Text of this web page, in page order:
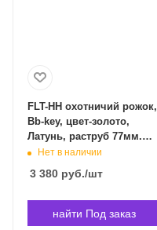
FLT-HH охотничий рожок,
Bb-key, цвет-золото,
Латунь, раструб 77мм.
Conductor FLT-HH в
Нет в наличии
3 380 руб./шт
найти Под заказ